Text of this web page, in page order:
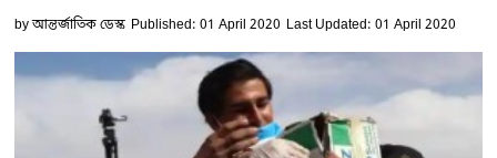
byআন্তর্জাতিক ডেস্ক Published: 01 April 2020 Last Updated: 01 April 2020